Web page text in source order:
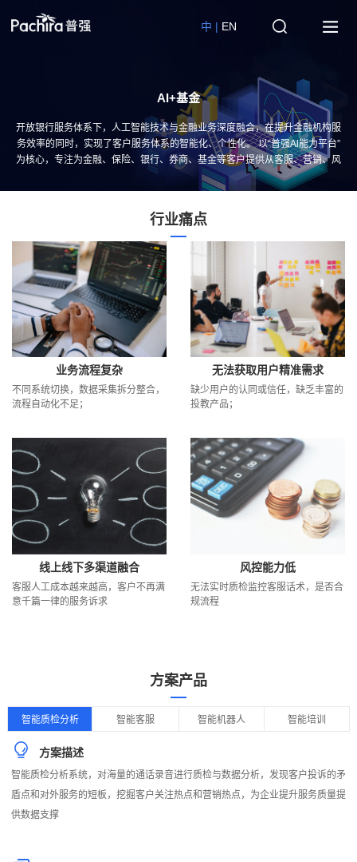
EN
中 |
AI+基金
开放银行服务体系下，人工智能技术与金融业务深度融合，在提升金融机构服
务效率的同时，实现了客户服务体系的智能化、个性化。 以“普强Al能力平台”
为核心，专注为金融、保险、银行、券商、基金等客户提供从客服、营销、风
控到智能化运营的整体解决方案。
行业痛点
业务流程复杂
不同系统切换，数据采集拆分整合，
流程自动化不足；
无法获取用户精准需求
缺少用户的认同或信任，缺乏丰富的
投教产品；
线上线下多渠道融合
客服人工成本越来越高，客户不再满
意千篇一律的服务诉求
风控能力低
无法实时质检监控客服话术，是否合
规流程
方案产品
点
智能质检分析 智能客服 智能机器人 智能培训
方案描述
智能质检分析系统，对海量的通话录音进行质检与数据分析，发现客户投诉的矛
盾点和对外服务的短板，挖掘客户关注热点和营销热点，为企业提升服务质量提
供数据支撑